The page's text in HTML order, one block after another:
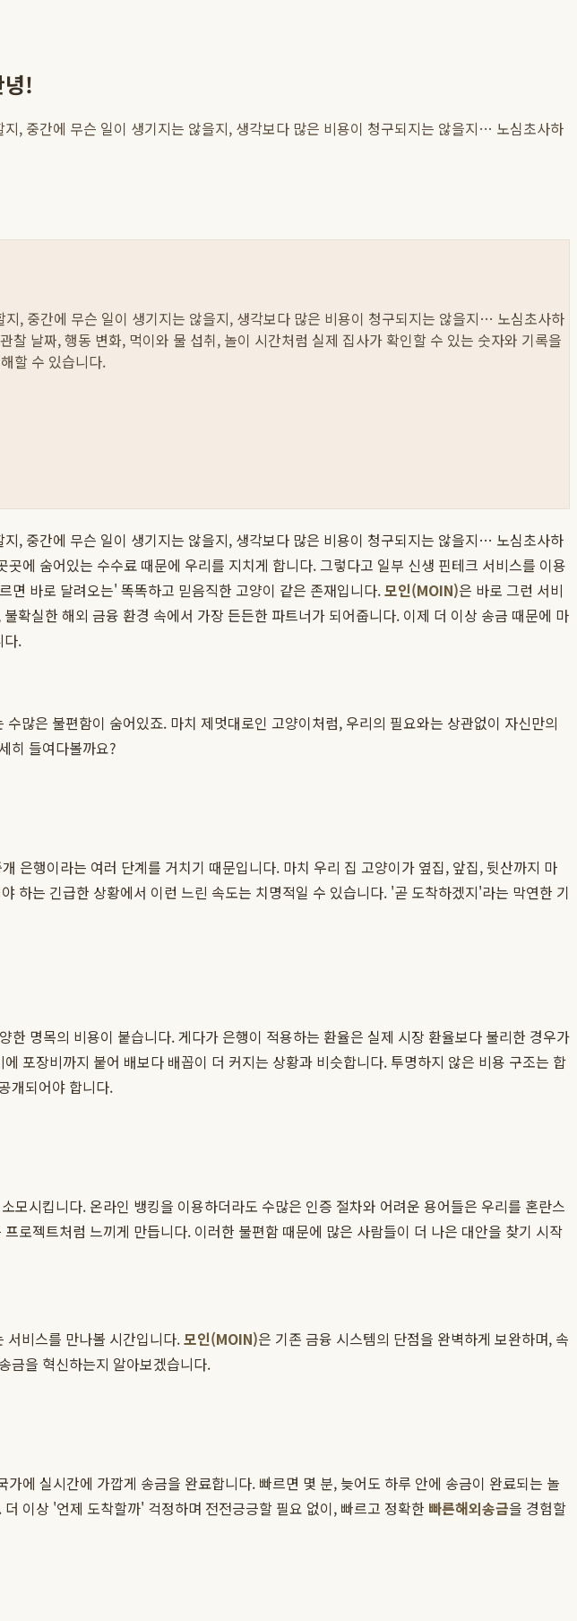
!
, 중간에 무슨 일이 생기지는 않을지, 생각보다 많은 비용이 청구되지는 않을지… 노심초사하
, 중간에 무슨 일이 생기지는 않을지, 생각보다 많은 비용이 청구되지는 않을지… 노심초사하
찰 날짜, 행동 변화, 먹이와 물 섭취, 놀이 시간처럼 실제 집사가 확인할 수 있는 숫자와 기록을
할 수 있습니다.
, 중간에 무슨 일이 생기지는 않을지, 생각보다 많은 비용이 청구되지는 않을지… 노심초사하
에 숨어있는 수수료 때문에 우리를 지치게 합니다. 그렇다고 일부 신생 핀테크 서비스를 이용
면 바로 달려오는' 똑똑하고 믿음직한 고양이 같은 존재입니다.모인(MOIN)은 바로 그런 서비
확실한 해외 금융 환경 속에서 가장 든든한 파트너가 되어줍니다. 이제 더 이상 송금 때문에 마
다.
많은 불편함이 숨어있죠. 마치 제멋대로인 고양이처럼, 우리의 필요와는 상관없이 자신만의
히 들여다볼까요?
은행이라는 여러 단계를 거치기 때문입니다. 마치 우리 집 고양이가 옆집, 앞집, 뒷산까지 마
하는 긴급한 상황에서 이런 느린 속도는 치명적일 수 있습니다. '곧 도착하겠지'라는 막연한 기
명목의 비용이 붙습니다. 게다가 은행이 적용하는 환율은 실제 시장 환율보다 불리한 경우가
포장비까지 붙어 배보다 배꼽이 더 커지는 상황과 비슷합니다. 투명하지 않은 비용 구조는 합
개되어야 합니다.
시킵니다. 온라인 뱅킹을 이용하더라도 수많은 인증 절차와 어려운 용어들은 우리를 혼란스
로젝트처럼 느끼게 만듭니다. 이러한 불편함 때문에 많은 사람들이 더 나은 대안을 찾기 시작
서비스를 만나볼 시간입니다.모인(MOIN)은 기존 금융 시스템의 단점을 완벽하게 보완하며, 속
금을 혁신하는지 알아보겠습니다.
가에 실시간에 가깝게 송금을 완료합니다. 빠르면 몇 분, 늦어도 하루 안에 송금이 완료되는 놀
이상 '언제 도착할까' 걱정하며 전전긍긍할 필요 없이, 빠르고 정확한 빠른해외송금을 경험할